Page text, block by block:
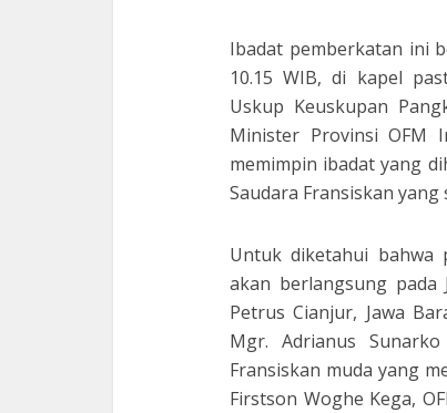
Ibadat pemberkatan ini
10.15 WIB, di kapel
Uskup Keuskupan
Minister Provinsi OFM
memimpin ibadat yang
Saudara Fransiskan
Untuk diketahui bahwa
akan berlangsung pada
Petrus Cianjur, Jawa
Mgr. Adrianus
Fransiskan muda yang
Firstson Woghe Kega,